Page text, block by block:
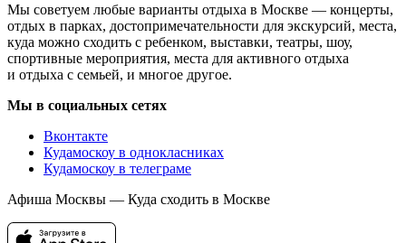
Мы советуем любые варианты отдыха в Москве — концерты,
отдых в парках, достопримечательности для экскурсий, места,
куда можно сходить с ребенком, выставки, театры, шоу,
спортивные мероприятия, места для активного отдыха
и отдыха с семьей, и многое другое.
Мы в социальных сетях
Вконтакте
Кудамоскоу в однокласниках
Кудамоскоу в телеграме
Афиша Москвы — Куда сходить в Москве